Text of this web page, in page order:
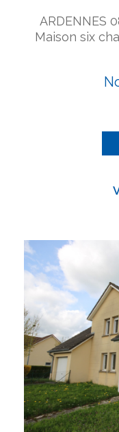
ARDENNES
Maison six